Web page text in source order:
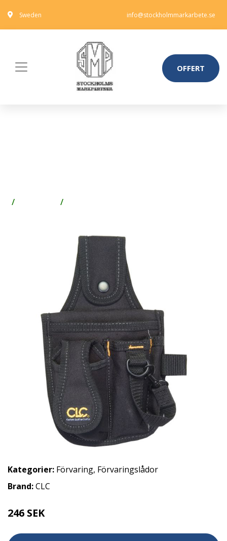
Sweden info@stockholmmarkarbete.se
OFFERT
Kategorier: Förvaring, Förvaringslådor
Brand:CLC
246 SEK